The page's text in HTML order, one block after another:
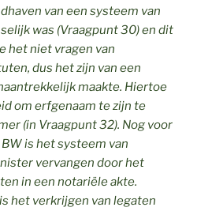
van een systeem van
was (Vraagpunt 30) en dit
het niet vragen van
dus het zijn van een
maakte. Hiertoe
om erfgenaam te zijn te
(in Vraagpunt 32). Nog voor
is het systeem van
vervangen door het
in een notariële akte.
het verkrijgen van legaten